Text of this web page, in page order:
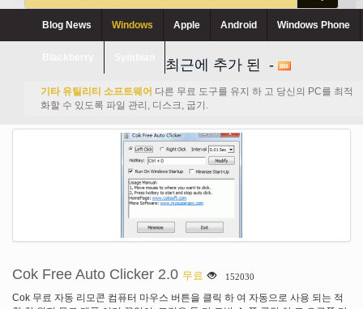
Blog News Windows Apple Android Windows Phone
최근에 추가 된 -
기타 유틸리티 소프트웨어 다른 무료 도구를 유지 하 고 당신의 PC를 최적
화할 수 있도록 파일 관리, 디스크, 굽기.
Cok Free Auto Clicker 2.0 무료 152030
Cok 무료 자동 리모콘 컴퓨터 마우스 버튼을 클릭 하 여 자동으로 사용 되는 적